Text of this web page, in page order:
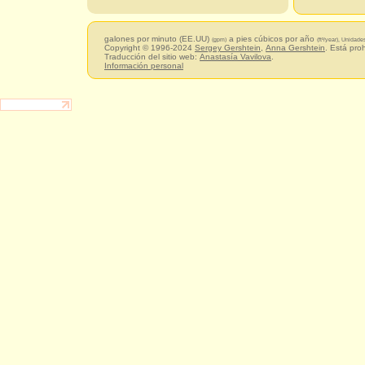
galones por minuto (EE.UU) (gpm) a pies cúbicos por año (ft³/year),
Copyright © 1996-2024 Sergey Gershtein Anna Gershtein . Está
Traducción del sitio web: Anastasía Vavilova
Información personal